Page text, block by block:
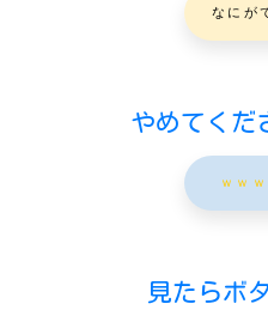
なにが
やめてくだ
ｗｗ
見たらボ